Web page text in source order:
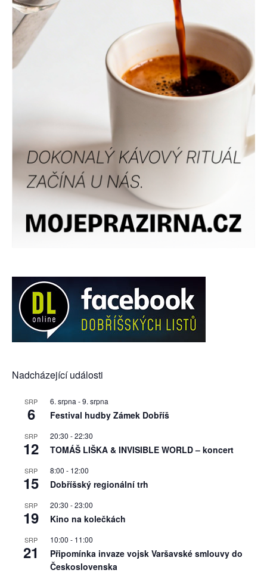
Nadcházející události
SRP
6
6. srpna -9. srpna
Festival hudby Zámek Dobříš
SRP
12
20:30 -22:30
TOMÁŠ LIŠKA & INVISIBLE WORLD – koncert
SRP
15
8:00 - 12:00
Dobříšský regionální trh
SRP
19
20:30 -23:00
Kino na kolečkách
SRP
21
10:00 - 11:00
Připomínka invaze vojsk Varšavské smlouvy do
Československa